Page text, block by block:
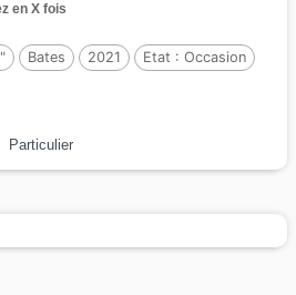
en X fois
Bates 2021 Etat : Occasion
Particulier